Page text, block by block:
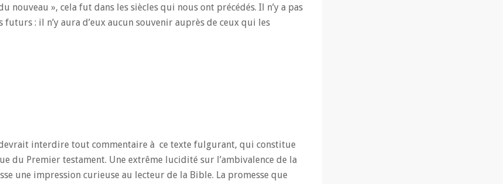
nouveau », cela fut dans les siècles qui nous ont précédés. Il n’y a pas
: il n’y aura d’eux aucun souvenir auprès de ceux qui les
devrait interdire tout commentaire à ce texte fulgurant, qui constitue
du Premier testament. Une extrême lucidité sur l’ambivalence de la
une impression curieuse au lecteur de la Bible. La promesse que